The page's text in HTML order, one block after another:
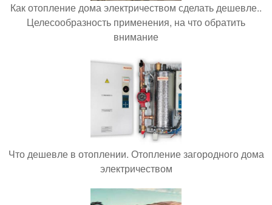
Как отопление дома электричеством сделать дешевле..
Целесообразность применения, на что обратить
внимание
Что дешевле в отоплении. Отопление загородного дома
электричеством